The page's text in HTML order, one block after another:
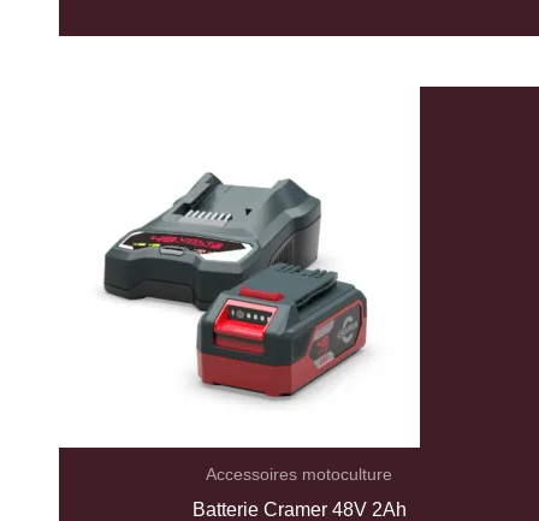
Accessoires motoculture
Batterie Cramer 48V 2Ah